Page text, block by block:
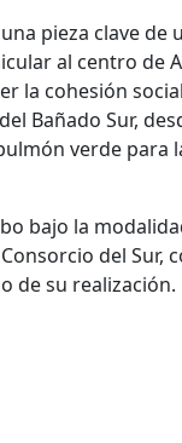
pieza clave de
al centro de
la cohesión
Bañado Sur,
verde para
bajo la
del Sur,
de su realización.